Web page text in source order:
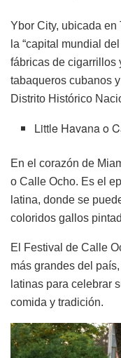
Ybor City, ubicada en
la “capital mundial
fábricas de cigarrillos
tabaqueros cubanos
Distrito Histórico
Little Havana o
En el corazón de
o Calle Ocho. Es el
latina, donde se
coloridos gallos
El Festival de Calle
más grandes del
latinas para celebrar
comida y tradición.